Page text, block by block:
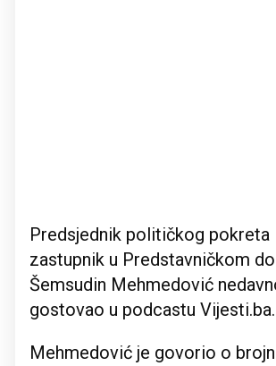
Predsjednik političkog pokreta
zastupnik u Predstavničkom
Šemsudin Mehmedović
gostovao u podcastu Vijesti.ba.
Mehmedović je govorio o